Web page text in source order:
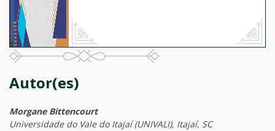
Autor(es)
Morgane Bittencourt
Universidade do Vale do Itajaí (UNIVALI), Itajaí, SC